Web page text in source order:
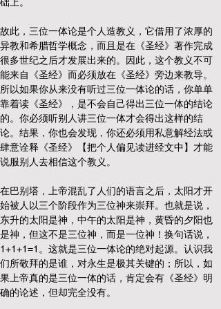
故此，三位一体论是个人造教义，它借用了浓厚的
异教和希腊哲学概念，而且是在《圣经》著作完成
很多世纪之后才发展出来的。因此，这个教义不可
能来自《圣经》而必须放在《圣经》旁边来教导。
所以如果你从来没有听过三位一体论的话，你单单
靠着读《圣经》，是不会自己得出三位一体的结论
的。你必须听别人讲三位一体才会得出这样的结
论。结果，你也会发现，你还必须用私意解经法或
肆意诠释《圣经》【把个人偏见读进经文中】才能
说服别人去相信这个教义。
在巴别塔，上帝混乱了人们的语言之后，太阳才开
始被人以三个阶段作为三位神来崇拜。也就是说，
东升的太阳是神，中午的太阳是神，黄昏的夕阳也
是神，但这不是三位神，而是一位神！换句话说，
1+1+1=1。这就是三位一体论的绝对起源。认识我
们所敬拜的是谁，对永生是极其关键的；所以，如
果上帝真的是三位一体的话，肯定会有《圣经》明
确的论述，但却完全没有。